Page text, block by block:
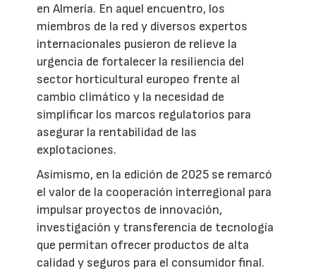
en Almería. En aquel encuentro, los
miembros de la red y diversos expertos
internacionales pusieron de relieve la
urgencia de fortalecer la resiliencia del
sector horticultural europeo frente al
cambio climático y la necesidad de
simplificar los marcos regulatorios para
asegurar la rentabilidad de las
explotaciones.
Asimismo, en la edición de 2025 se remarcó
el valor de la cooperación interregional para
impulsar proyectos de innovación,
investigación y transferencia de tecnología
que permitan ofrecer productos de alta
calidad y seguros para el consumidor final.